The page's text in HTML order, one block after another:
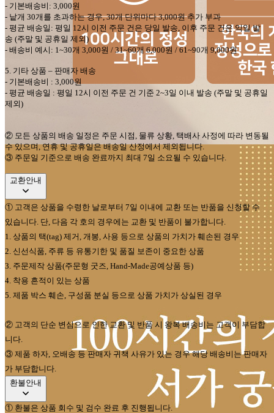
- 기본배송비 : 3,000원
- 낱개 30개를 초과하는 경우, 30개 단위마다3,000원 추가 부과
- 평균 배송일 : 평일 12시 이전 주문 건은 당일 발송 이후 주문 건은 익일 발
송 (주말 및 공휴일 제외)
- 배송비 예시 : 1~30개 3,000원 / 31~60개 6,000원 / 61~90개 9,000원
5. 기타 상품 – 판매자 배송
- 기본배송비 : 3,000원
- 평균 배송일 : 평일 12시 이전 주문 건 기준 2~3일 이내 발송 (주말 및 공휴일
제외)
② 모든 상품의 배송 일정은 주문 시점 물류 상황 택배사 사정에 따라 변동될
수 있으며,연휴 및 공휴일은 배송일 산정에서 제외됩니다.
③ 주문일 기준으로 배송 완료까지 최대 7일 소요될 수 있습니다.
교환안내
① 고객은 상품을 수령한 날로부터 7일 이내에 교환 또는 반품을 신청할 수
있습니다 단 다음 각 호의 경우에는 교환 및 반품이 불가합니다
1. 상품의 택(tag) 제거 개봉 사용 등으로 상품의 가치가 훼손된 경우
2. 신선식품 주류 등 유통기한 및 품질 보존이 중요한 상품
3. 주문제작 상품(주문형 굿즈 , Hand-Made공예상품 등)
4. 착용 흔적이 있는 상품
5. 제품 박스 훼손 구성품 분실 등으로 상품 가치가 상실된 경우
② 고객의 단순 변심으로 인한 교환 및 반품 시 왕복 배송비는 고객이 부담합
니다
③ 제품 하자 오배송 등 판매자 귀책 사유가 있는 경우 해당 배송비는 판매자
가 부담합니다
환불안내
① 환불은 상품 회수 및 검수 완료 후 진행됩니다